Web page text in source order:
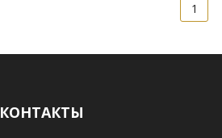
1
КОНТАКТЫ